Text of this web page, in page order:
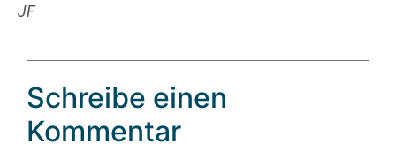
JF
Schreibe einen
Kommentar